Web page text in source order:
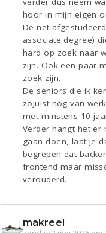
hoor in mijn eigen
De net
associate degree)
hard op zoek naar
zijn. Ook een paar
zoek zijn.
De seniors die ik
zojuist nog van
met minstens 10
Verder hangt het er
gaan doen, laat je
begrepen dat
frontend maar
verouderd.
makreel